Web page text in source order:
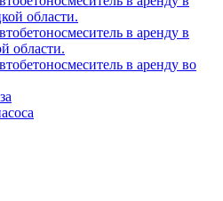
области.
в аренду в
области.
в аренду во